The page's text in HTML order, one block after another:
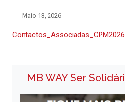
Maio 13, 2026
Contactos_Associadas_CPM2026
MB WAY Ser